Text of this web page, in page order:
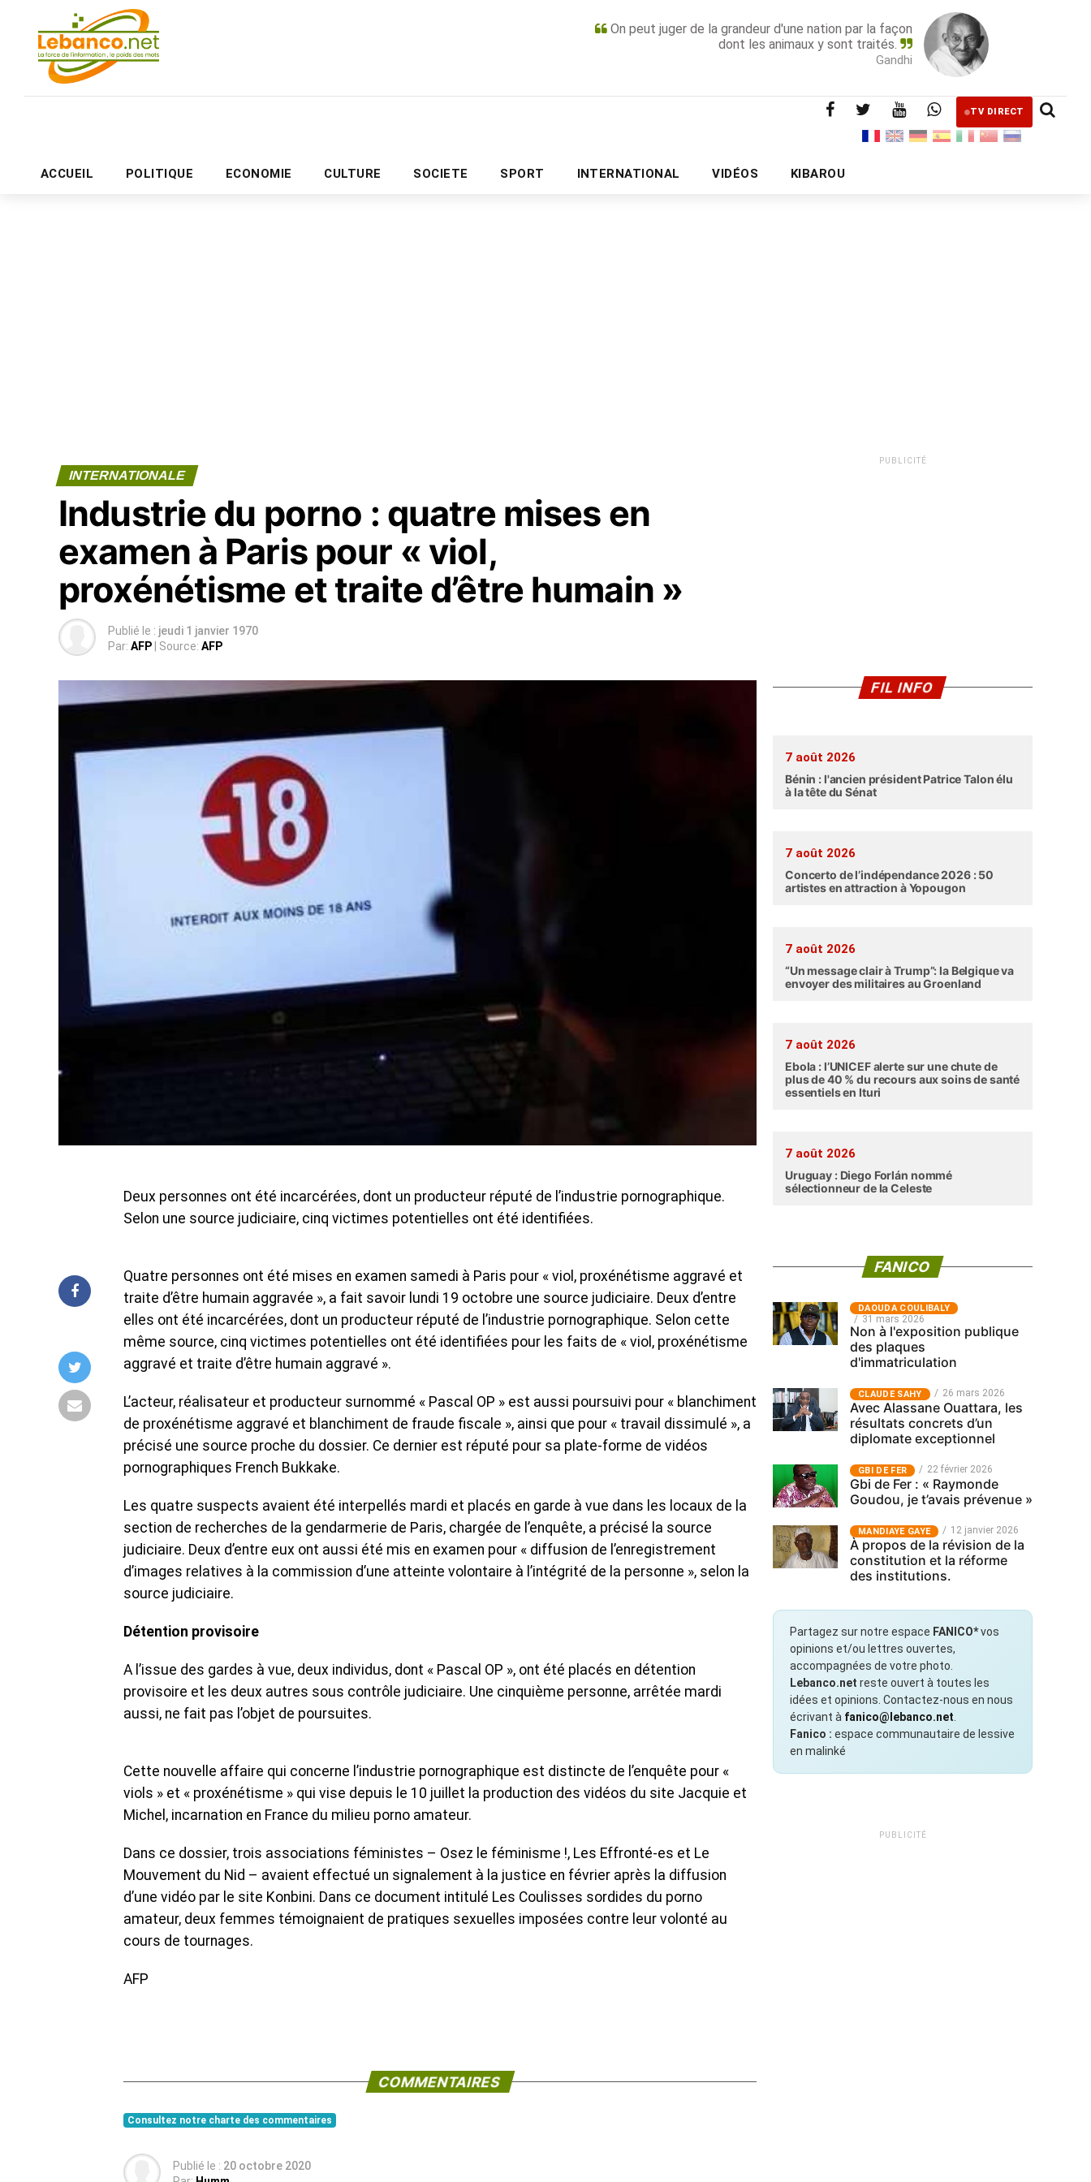
On peut juger de la grandeur d'une nation par la façon
dont les animaux y sont traités.
Gandhi
TV DIRECT
ACCUEIL POLITIQUE ECONOMIE CULTURE SOCIETE SPORT INTERNATIONAL VIDÉOS KIBAROU
PUBLICITÉ
INTERNATIONALE
Industrie du porno : quatre mises en
examen à Paris pour « viol,
proxénétisme et traite d’être humain »
Publié le : jeudi 1 janvier 1970
Par: AFP | Source: AFP
Deux personnes ont été incarcérées, dont un producteur réputé de l’industrie pornographique.
Selon une source judiciaire, cinq victimes potentielles ont été identifiées.
Quatre personnes ont été mises en examen samedi à Paris pour « viol, proxénétisme aggravé et
traite d’être humain aggravée », a fait savoir lundi 19 octobre une source judiciaire. Deux d’entre
elles ont été incarcérées, dont un producteur réputé de l’industrie pornographique. Selon cette
même source, cinq victimes potentielles ont été identifiées pour les faits de « viol, proxénétisme
aggravé et traite d’être humain aggravé ».
L’acteur, réalisateur et producteur surnommé « Pascal OP » est aussi poursuivi pour « blanchiment
de proxénétisme aggravé et blanchiment de fraude fiscale », ainsi que pour « travail dissimulé », a
précisé une source proche du dossier. Ce dernier est réputé pour sa plate-forme de vidéos
pornographiques French Bukkake.
Les quatre suspects avaient été interpellés mardi et placés en garde à vue dans les locaux de la
section de recherches de la gendarmerie de Paris, chargée de l’enquête, a précisé la source
judiciaire. Deux d’entre eux ont aussi été mis en examen pour « diffusion de l’enregistrement
d’images relatives à la commission d’une atteinte volontaire à l’intégrité de la personne », selon la
source judiciaire.
Détention provisoire
A l’issue des gardes à vue, deux individus, dont « Pascal OP », ont été placés en détention
provisoire et les deux autres sous contrôle judiciaire. Une cinquième personne, arrêtée mardi
aussi, ne fait pas l’objet de poursuites.
Cette nouvelle affaire qui concerne l’industrie pornographique est distincte de l’enquête pour «
viols » et « proxénétisme » qui vise depuis le 10 juillet la production des vidéos du site Jacquie et
Michel, incarnation en France du milieu porno amateur.
Dans ce dossier, trois associations féministes – Osez le féminisme !, Les Effronté-es et Le
Mouvement du Nid – avaient effectué un signalement à la justice en février après la diffusion
d’une vidéo par le site Konbini. Dans ce document intitulé Les Coulisses sordides du porno
amateur, deux femmes témoignaient de pratiques sexuelles imposées contre leur volonté au
cours de tournages.
AFP
COMMENTAIRES
Consultez notre charte des commentaires
Publié le : 20 octobre 2020
PUBLICITÉ
FIL INFO
7 août 2026
Bénin : l'ancien président Patrice Talon élu
à la tête du Sénat
7 août 2026
Concerto de l’indépendance 2026 : 50
artistes en attraction à Yopougon
7 août 2026
“Un message clair à Trump”: la Belgique va
envoyer des militaires au Groenland
7 août 2026
Ebola : l’UNICEF alerte sur une chute de
plus de 40 % du recours aux soins de santé
essentiels en Ituri
7 août 2026
Uruguay : Diego Forlán nommé
sélectionneur de la Celeste
FANICO
‎DAOUDA COULIBALY
31 mars 2026
Non à l'exposition publique
des plaques
d'immatriculation
CLAUDE SAHY 26 mars 2026
Avec Alassane Ouattara, les
résultats concrets d’un
diplomate exceptionnel
GBI DE FER 22 février 2026
Gbi de Fer : « Raymonde
Goudou, je t’avais prévenue »
MANDIAYE GAYE 12 janvier 2026
À propos de la révision de la
constitution et la réforme
des institutions.
Partagez sur notre espace FANICO*vos
opinions et/ou lettres ouvertes,
accompagnées de votre photo.
Lebanco.net reste ouvert à toutes les
idées et opinions. Contactez-nous en nous
écrivant à fanico@lebanco.net
Fanico : espace communautaire de lessive
en malinké
PUBLICITÉ